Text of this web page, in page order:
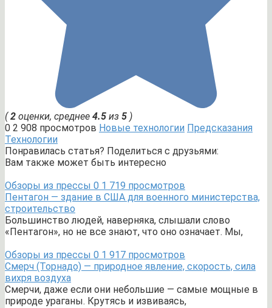
(2 оценки, среднее 4.5 из 5 )
0 2 908 просмотров Новые технологии Предсказания
Технологии
Понравилась статья? Поделиться с друзьями:
Вам также может быть интересно
Обзоры из прессы 0 1 719 просмотров
Пентагон — здание в США для военного министерства,
строительство
Большинство людей, наверняка, слышали слово
«Пентагон», но не все знают, что оно означает. Мы,
Обзоры из прессы 0 1 917 просмотров
Смерч (Торнадо) — природное явление, скорость, сила
вихря воздуха
Смерчи, даже если они небольшие — самые мощные в
природе ураганы. Крутясь и извиваясь,